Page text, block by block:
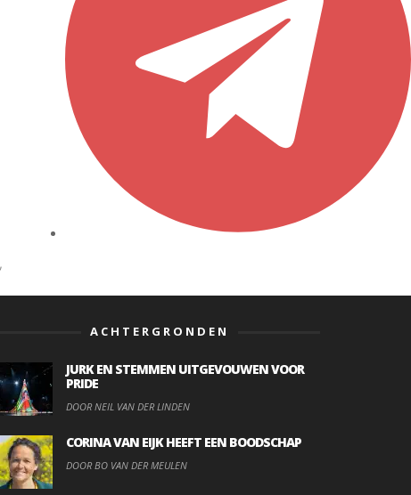
,
ACHTERGRONDEN
JURK EN STEMMEN UITGEVOUWEN VOOR
PRIDE
DOOR NEIL VAN DER LINDEN
CORINA VAN EIJK HEEFT EEN BOODSCHAP
DOOR BO VAN DER MEULEN